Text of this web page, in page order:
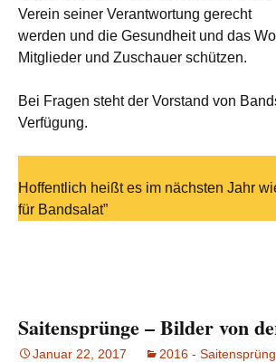
Verein seiner Verantwortung gerecht
werden und die Gesundheit und das
Mitglieder und Zuschauer schützen.
Bei Fragen steht der Vorstand von
Verfügung.
Hoffentlich heißt es im nächsten Jahr
für Bandsalat”
Saitensprünge – Bilder von
Januar 22, 2017 2016 -